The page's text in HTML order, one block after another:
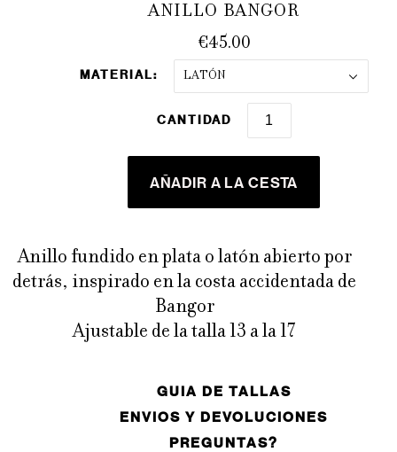
ANILLO BANGOR
€45.00
MATERIAL: LATÓN
CANTIDAD
Anillo fundido en plata o latón abierto por
detrás, inspirado en la costa accidentada de
Bangor
Ajustable de la talla 13 a la 17
GUIA DE TALLAS
ENVIOS Y DEVOLUCIONES
PREGUNTAS?